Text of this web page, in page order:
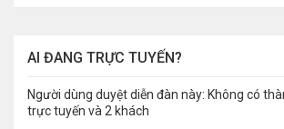
AI ĐANG TRỰC TUYẾN?
Người dùng duyệt diễn đàn này: Không có
trực tuyến và 2 khách